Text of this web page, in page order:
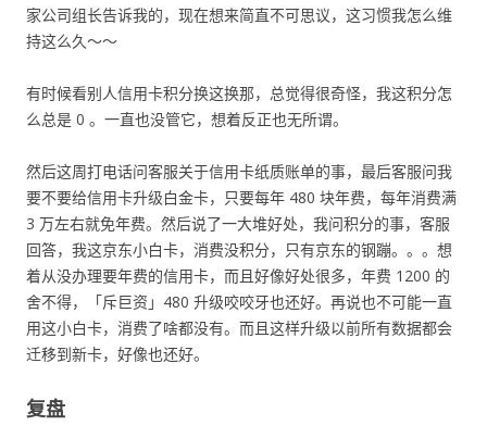
家公司组长告诉我的，现在想来简直不可思议，这习惯我怎么维
持这么久～～
有时候看别人信用卡积分换这换那，总觉得很奇怪，我这积分怎
么总是 0 。一直也没管它，想着反正也无所谓。
然后这周打电话问客服关于信用卡纸质账单的事，最后客服问我
要不要给信用卡升级白金卡，只要每年 480 块年费，每年消费满
3 万左右就免年费。然后说了一大堆好处，我问积分的事，客服
回答，我这京东小白卡，消费没积分，只有京东的钢蹦。。。想
着从没办理要年费的信用卡，而且好像好处很多，年费 1200 的
舍不得，「斥巨资」480 升级咬咬牙也还好。再说也不可能一直
用这小白卡，消费了啥都没有。而且这样升级以前所有数据都会
迁移到新卡，好像也还好。
复盘